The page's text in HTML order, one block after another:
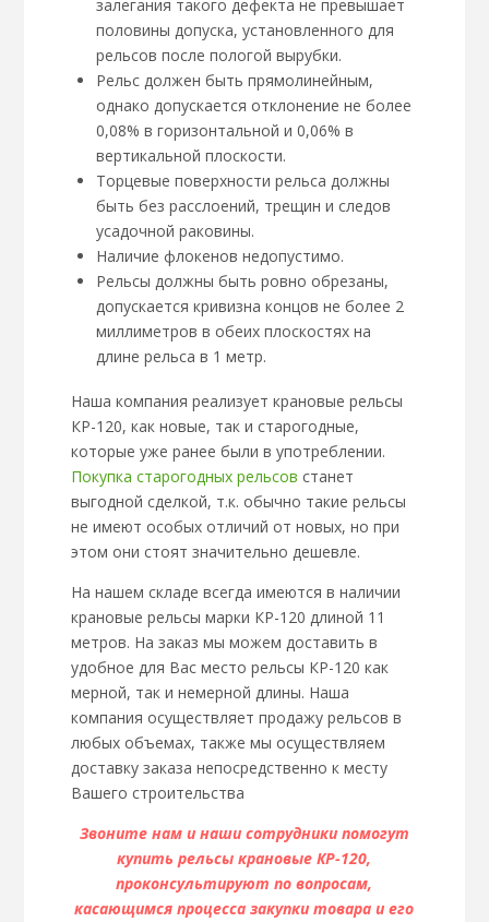
залегания такого дефекта не превышает
половины допуска, установленного для
рельсов после пологой вырубки.
Рельс должен быть прямолинейным,
однако допускается отклонение не более
0,08% в горизонтальной и 0,06% в
вертикальной плоскости.
Торцевые поверхности рельса должны
быть без расслоений, трещин и следов
усадочной раковины.
Наличие флокенов недопустимо.
Рельсы должны быть ровно обрезаны,
допускается кривизна концов не более 2
миллиметров в обеих плоскостях на
длине рельса в 1 метр.
Наша компания реализует крановые рельсы
КР-120, как новые, так и старогодные,
которые уже ранее были в употреблении.
Покупка старогодных рельсов станет
выгодной сделкой, т.к. обычно такие рельсы
не имеют особых отличий от новых, но при
этом они стоят значительно дешевле.
На нашем складе всегда имеются в наличии
крановые рельсы марки КР-120 длиной 11
метров. На заказ мы можем доставить в
удобное для Вас место рельсы КР-120 как
мерной, так и немерной длины. Наша
компания осуществляет продажу рельсов в
любых объемах, также мы осуществляем
доставку заказа непосредственно к месту
Вашего строительства
Звоните нам и наши сотрудники помогут
купить рельсы крановые КР-120,
проконсультируют по вопросам,
касающимся процесса закупки товара и его